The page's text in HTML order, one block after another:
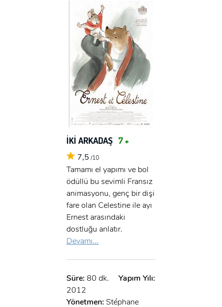
İKİ ARKADAŞ 7 +
7,5 /10
Tamamı el yapımı ve bol
ödüllü bu sevimli Fransız
animasyonu, genç bir dişi
fare olan Celestine ile ayı
Ernest arasındaki
dostluğu anlatır.
Devamı...
Süre: 80 dk.
Yapım Yılı:
2012
Yönetmen: Stéphane